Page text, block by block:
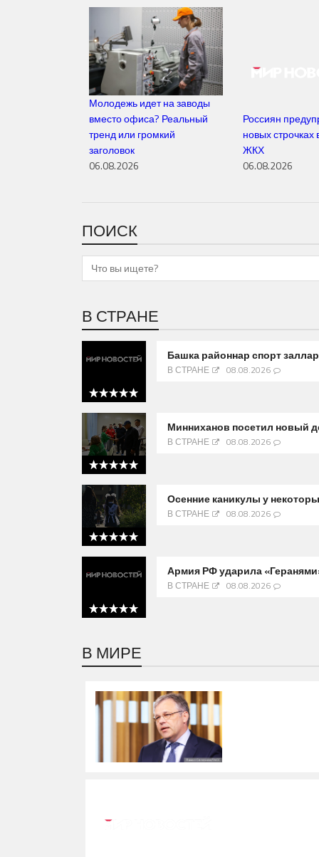
Молодежь идет на заводы
вместо офиса? Реальный
тренд или громкий
заголовок
06.08.2026
Россиян
новых строчках
ЖКХ
06.08.2026
ПОИСК
В СТРАНЕ
5 out of 5
Башка районнар спорт
В СТРАНЕ 08.08.2026
5 out of 5
Минниханов посетил новый
В СТРАНЕ 08.08.2026
5 out of 5
Осенние каникулы у
В СТРАНЕ 08.08.2026
5 out of 5
Армия РФ ударила
В СТРАНЕ 08.08.2026
В МИРЕ